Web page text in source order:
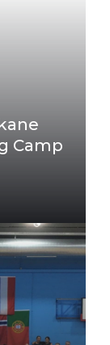
Camp